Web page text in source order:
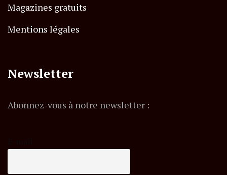
Magazines gratuits
Mentions légales
Newsletter
Abonnez-vous à notre newsletter :